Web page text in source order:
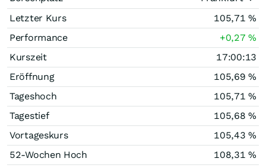
Letzter Kurs
105,71 %
Performance
+0,27%
Kurszeit
17:00:13
Eröffnung
105,69 %
Tageshoch
105,71 %
Tagestief
105,68 %
Vortageskurs
105,43%
52-Wochen Hoch
108,31%